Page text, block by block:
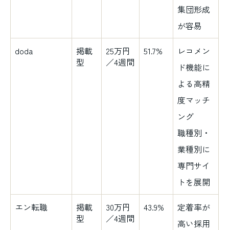
集団形成
が容易
doda
掲載
型
25万円
／4週間
51.7%
レコメン
ド機能に
よる高精
度マッチ
ング
職種別・
業種別に
専門サイ
トを展開
エン転職
掲載
型
30万円
／4週間
43.9%
定着率が
高い採用